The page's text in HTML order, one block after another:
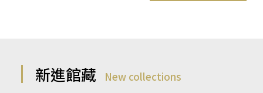
新進館藏 New collections